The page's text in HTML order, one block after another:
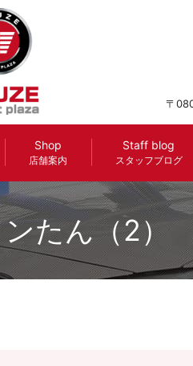
Shop
店舗案内
Staff blog
スタッフブログ
〒
たん（2）